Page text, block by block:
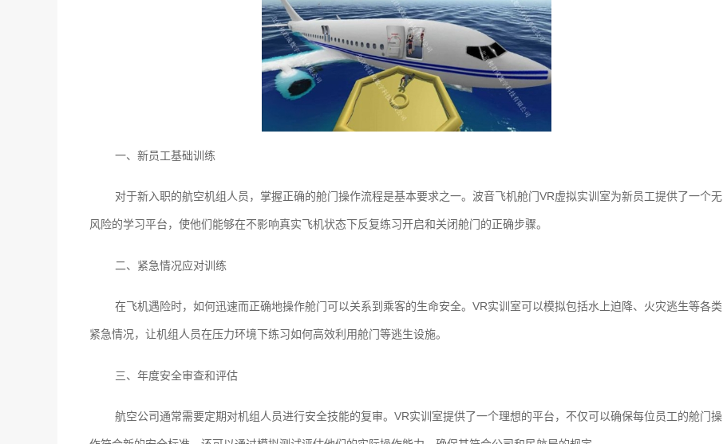
一、新员工基础训练
对于新入职的航空机组人员，掌握正确的舱门操作流程是基本要求之一。波音飞机舱门VR虚拟实训室为新员工提供了一个无
风险的学习平台，使他们能够在不影响真实飞机状态下反复练习开启和关闭舱门的正确步骤。
二、紧急情况应对训练
在飞机遇险时，如何迅速而正确地操作舱门可以关系到乘客的生命安全。VR实训室可以模拟包括水上迫降、火灾逃生等各类
紧急情况，让机组人员在压力环境下练习如何高效利用舱门等逃生设施。
三、年度安全审查和评估
航空公司通常需要定期对机组人员进行安全技能的复审。VR实训室提供了一个理想的平台，不仅可以确保每位员工的舱门操